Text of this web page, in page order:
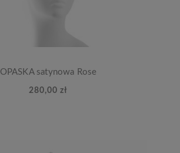
OPASKA satynowa Rose
280,00 zł